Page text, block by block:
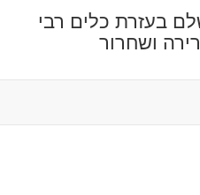
בעזרת כלים רבי
ושחרור